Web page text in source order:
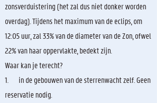
zonsverduistering (het zal dus niet donker worden
overdag). Tijdens het maximum van de eclips, om
12:05 uur, zal 33% van de diameter van de Zon, ofwel
22% van haar oppervlakte, bedekt zijn.
Waar kan je terecht?
1. in de gebouwen van de sterrenwacht zelf. Geen
reservatie nodig.